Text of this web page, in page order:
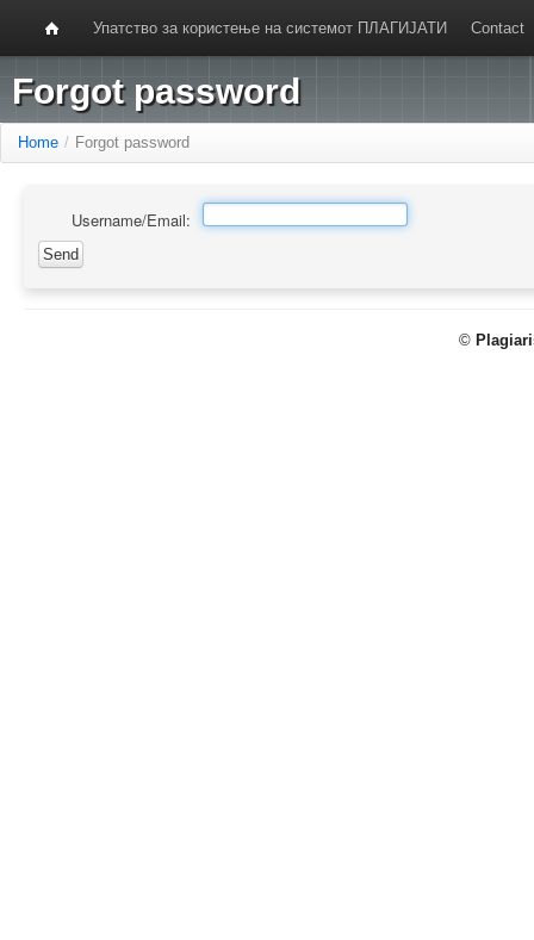
Упатство за користење на системот ПЛАГИЈАТИ Contact
Forgot password
Home / Forgot password
Username/Email:
©